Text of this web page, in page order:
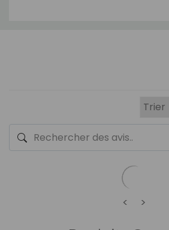
< >